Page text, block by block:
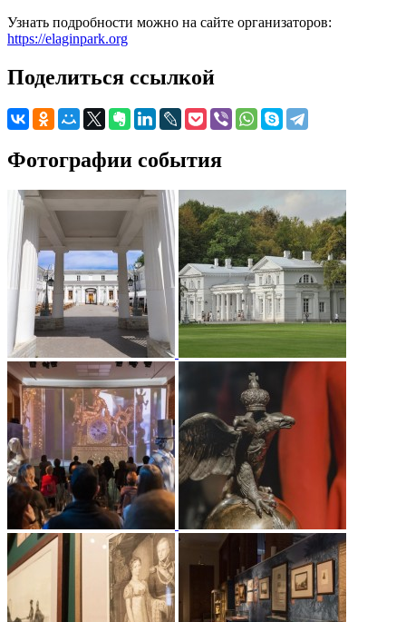
Узнать подробности можно на сайте организаторов:
https://elaginpark.org
Поделиться ссылкой
Фотографии события